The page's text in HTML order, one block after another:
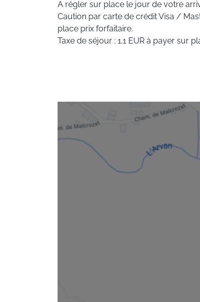
A régler sur place le jour de votre
Caution par carte de crédit Visa /
place prix forfaitaire.
Taxe de séjour : 1.1 EUR à payer sur